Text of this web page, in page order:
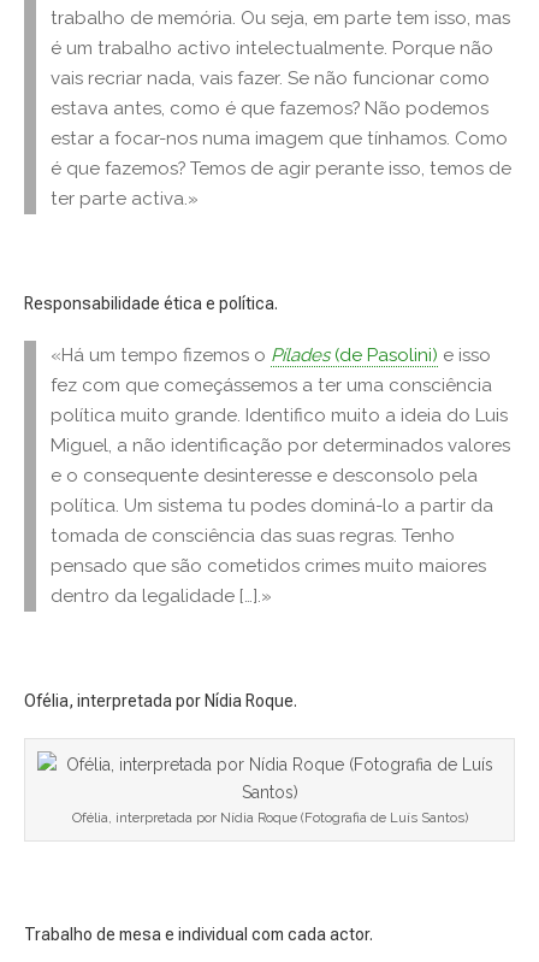
trabalho de memória. Ou seja, em parte tem isso, mas
é um trabalho activo intelectualmente. Porque não
vais recriar nada, vais fazer. Se não funcionar como
estava antes, como é que fazemos? Não podemos
estar a focar-nos numa imagem que tínhamos. Como
é que fazemos? Temos de agir perante isso, temos de
ter parte activa.»
Responsabilidade ética e política.
«Há um tempo fizemos o Pílades(de Pasolini) e isso
fez com que começássemos a ter uma consciência
política muito grande. Identifico muito a ideia do Luis
Miguel, a não identificação por determinados valores
e o consequente desinteresse e desconsolo pela
política. Um sistema tu podes dominá-lo a partir da
tomada de consciência das suas regras. Tenho
pensado que são cometidos crimes muito maiores
dentro da legalidade […].»
Ofélia, interpretada por Nídia Roque.
Ofélia, interpretada por Nídia Roque (Fotografia de Luís Santos)
Trabalho de mesa e individual com cada actor.